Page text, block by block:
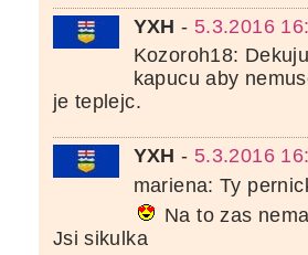
YXH - 5.3.2016
Kozoroh18:
kapucu aby
je teplejc.
YXH - 5.3.2016
mariena: Ty
Na to zas
Jsi sikulka